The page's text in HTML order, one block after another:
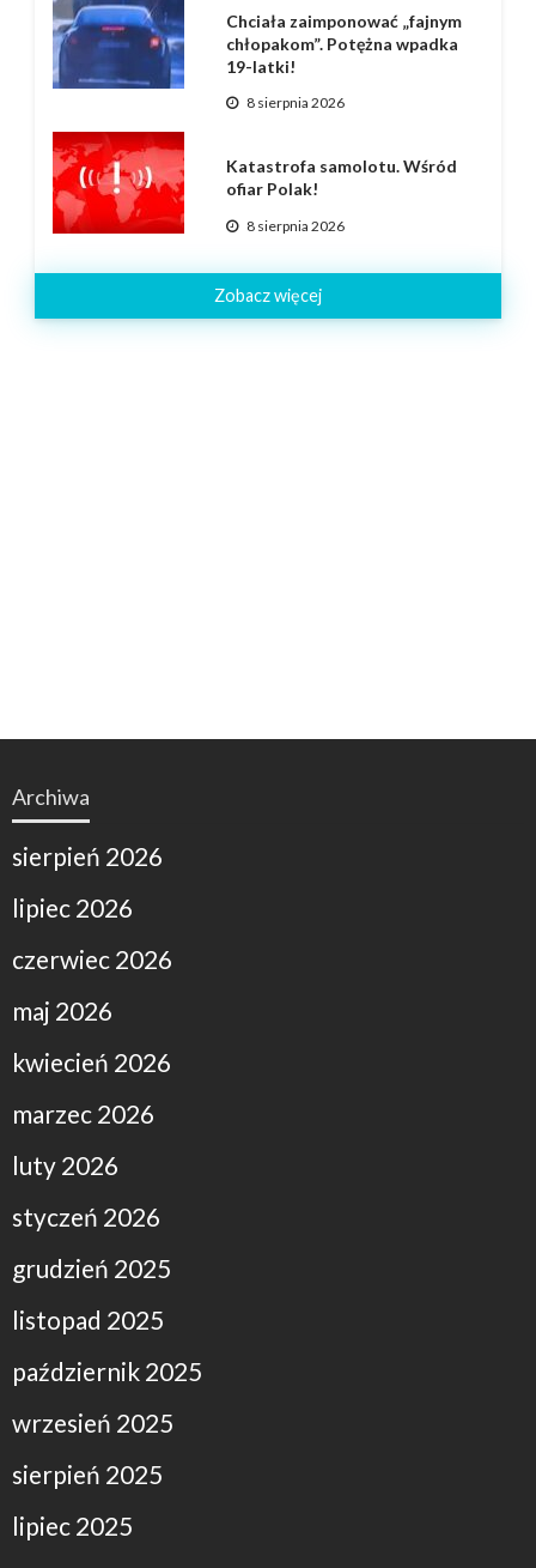
Chciała zaimponować „fajnym
chłopakom”. Potężna wpadka
19-latki!
8 sierpnia 2026
Katastrofa samolotu. Wśród
ofiar Polak!
8 sierpnia 2026
Zobacz więcej
Archiwa
sierpień 2026
lipiec 2026
czerwiec 2026
maj 2026
kwiecień 2026
marzec 2026
luty 2026
styczeń 2026
grudzień 2025
listopad 2025
październik 2025
wrzesień 2025
sierpień 2025
lipiec 2025